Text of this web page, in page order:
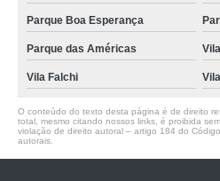
Parque Boa Esperança
Parque das Américas
Vila Falchi
O conteúdo do texto desta página é de direito
total, mesmo citando nossos links, é proibida
violação de direito autoral – artigo 184 do
autorais